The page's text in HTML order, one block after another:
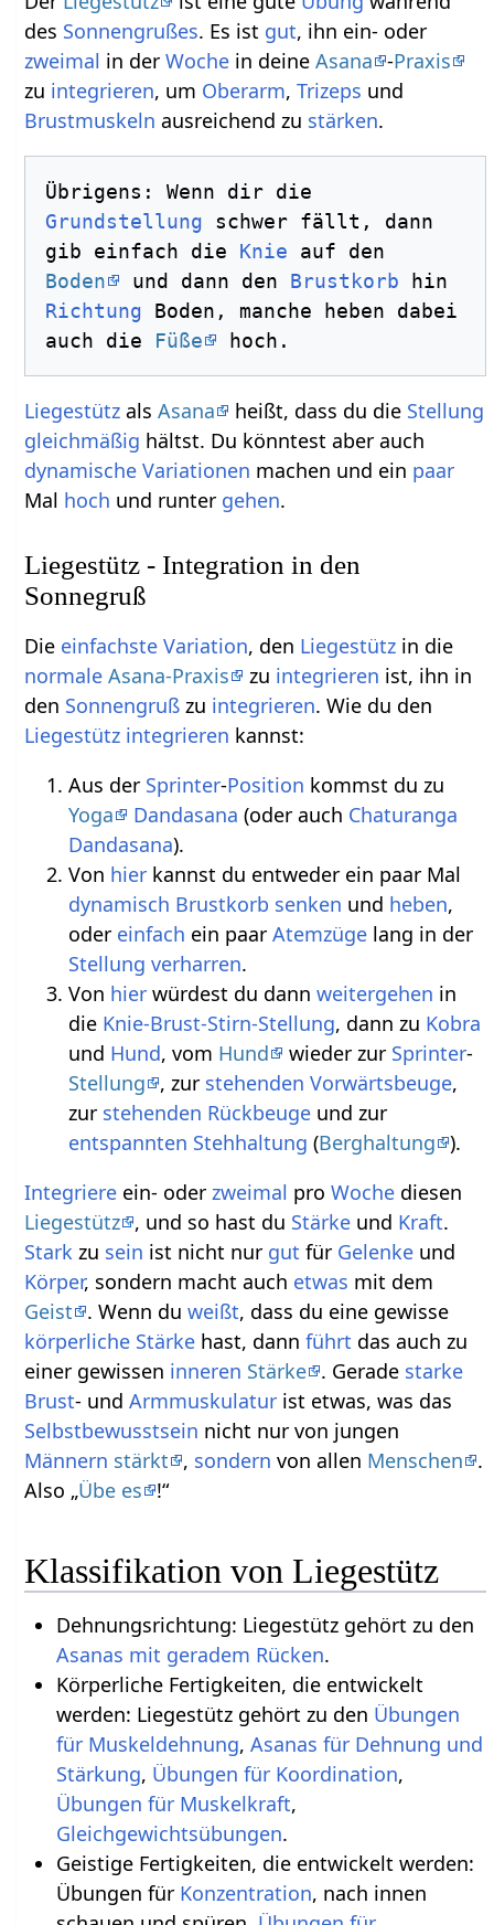
des Sonnengrußes. Es ist gut, ihn ein- oder
zweimal in derWoche in deineAsana -Praxis
zu integrieren, um Oberarm,Trizeps und
Brustmuskeln ausreichend zu stärken.
Grundstellung schwer fällt, dann
gib einfach die Knie
Boden
und dann den Brustkorb
Richtung Boden, manche heben dabei
auch die Füße
Liegestütz alsAsana heißt, dass du die Stellung
gleichmäßig hältst. Du könntest aber auch
dynamische Variationen machen und ein paar
Mal hoch und runter gehen.
Liegestütz - Integration in den
Sonnegruß
Die einfachste Variation, den Liegestütz in die
normale Asana-Praxis zu integrieren ist, ihn in
den Sonnengruß zu integrieren. Wie du den
Liegestütz integrieren kannst:
Aus der Sprinter-Position kommst du zu
Yoga
Dandasana (oder auch Chaturanga
Dandasana).
Von hier kannst du entweder ein paar Mal
dynamisch Brustkorb senken und heben,
oder einfach ein paarAtemzüge lang in der
Stellung verharren.
Von hier würdest du dannweitergehen in
die Knie-Brust-Stirn-Stellung, dann zu Kobra
und Hund, vom Hund wieder zur Sprinter-
Stellung
, zur stehenden Vorwärtsbeuge,
zur stehenden Rückbeuge und zur
entspannten Stehhaltung (Berghaltung ).
Integriere ein- oderzweimal proWoche diesen
Liegestütz , und so hast du Stärke und Kraft.
Stark zu sein ist nicht nur gut für Gelenke und
Körper, sondern macht auch etwas mit dem
Geist
. Wenn duweißt, dass du eine gewisse
körperliche Stärke hast, dannführt das auch zu
einer gewissen inneren Stärke . Gerade starke
Brust- undArmmuskulatur ist etwas, was das
Selbstbewusstsein nicht nur von jungen
Männern stärkt , sondern von allen Menschen
.
Also „Übe es !“
Klassifikation von Liegestütz
Dehnungsrichtung: Liegestütz gehört zu den
Asanas mit geradem Rücken.
Körperliche Fertigkeiten, die entwickelt
werden: Liegestütz gehört zu den Übungen
für Muskeldehnung, Asanas für Dehnung und
Stärkung, Übungen für Koordination,
Übungen für Muskelkraft,
.
Geistige Fertigkeiten, die entwickelt werden:
Übungen für Konzentration, nach innen